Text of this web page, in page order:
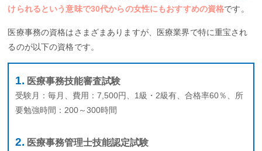
けられるという意味で30代からの女性にもおすすめの資格です。
医療事務の資格はさまざまありますが、医療業界で特に重宝され
るのが以下の資格です。
医療事務技能審査試験
受験月：毎月、費用：7,500円、1級・2級有、合格率60％、所
要勉強時間：200～300時間
医療事務管理士技能認定試験